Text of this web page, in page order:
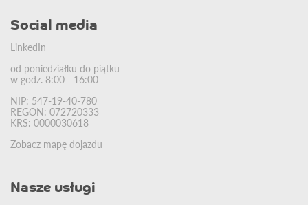
Social media
LinkedIn
od poniedziałku do piątku
w godz. 8:00 - 16:00
NIP: 547-19-40-780
REGON: 072720333
KRS: 0000030618
Zobacz mapę dojazdu
Nasze usługi